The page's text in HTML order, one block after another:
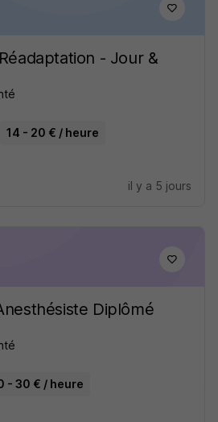
- Jour &
14 - 20 € / heure
il y a 5 jours
Diplômé
- 30 € / heure